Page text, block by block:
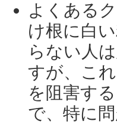
よくある
け根に白
らない人
すが、こ
を阻害す
で、特に